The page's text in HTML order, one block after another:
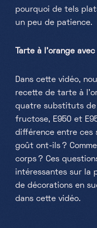
pourquoi de tels
un peu de patience.
Tarte à l'orange
Dans cette vidéo,
recette de tarte à
quatre substituts de
fructose, E950 et
différence entre ces
goût ont-ils ?
corps ? Ces
intéressantes sur la
de décorations en
dans cette vidéo.